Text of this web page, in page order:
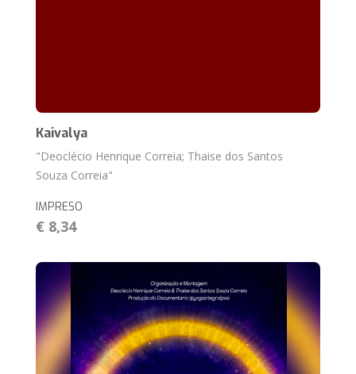
Kaivalya
"Deoclécio Henrique Correia; Thaise dos Santos
Souza Correia"
IMPRESO
€ 8,34